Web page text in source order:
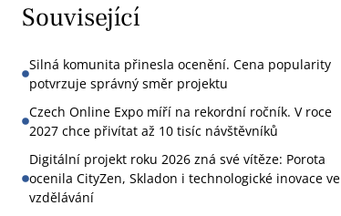
Související
Silná komunita přinesla ocenění. Cena popularity
potvrzuje správný směr projektu
Czech Online Expo míří na rekordní ročník. V roce
2027 chce přivítat až 10 tisíc návštěvníků
Digitální projekt roku 2026 zná své vítěze: Porota
ocenila CityZen, Skladon i technologické inovace ve
vzdělávání